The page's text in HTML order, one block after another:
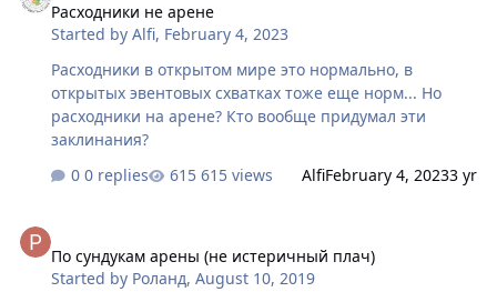
концом. Что касается гильд-варов. Ровно та же
история, только учитывая масштаб напряга для
существенной. Пусть это будут редкие ресурсы
(адамантовые кристаллы, синие г…
Расходники не арене
Started byAlfi, February 4, 2023
Расходники в открытом мире это нормально, в
открытых эвентовых схватках тоже еще норм... Но
расходники на арене? Кто вообще придумал эти
заклинания?
0 replies
615 views AlfiFebruary 4, 20233 yr
По сундукам арены (не истеричный плач)
Started by Роланд,August 10, 2019